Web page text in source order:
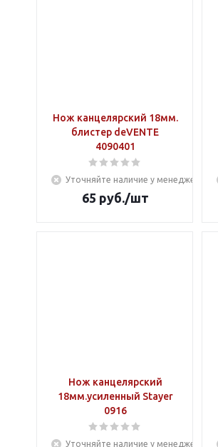
Нож канцелярский 18мм.
блистер deVENTE
4090401
Уточняйте наличие у менеджера
65 руб./шт
Нож канцелярский
18мм.усиленный Stayer
0916
Уточняйте наличие у менеджера